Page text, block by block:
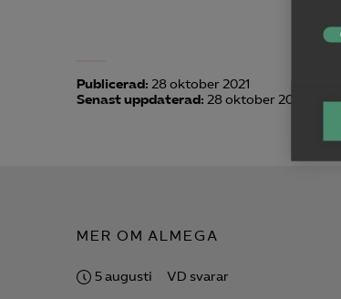

Publicerad: 28 oktober 2021
Senast uppdaterad: 28 oktober 2021
MER OM ALMEGA
5 augusti VD svarar